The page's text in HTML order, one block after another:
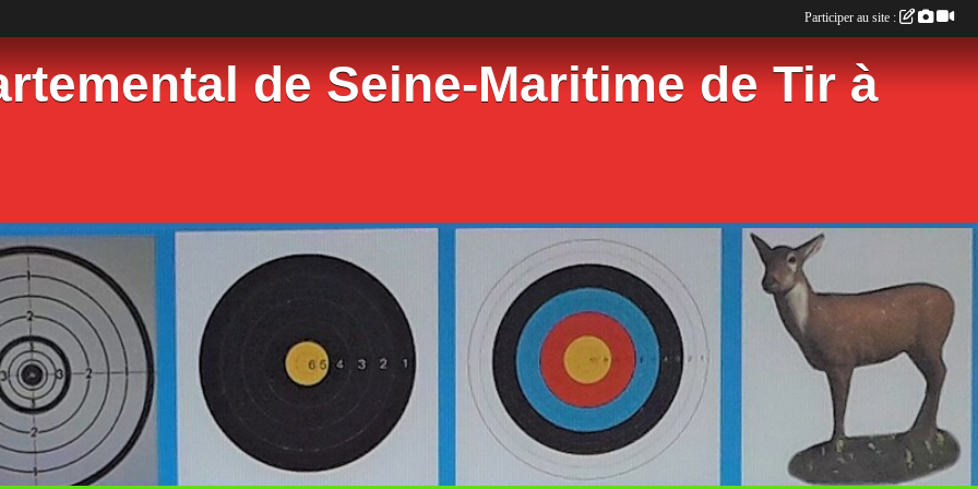
de Seine-Maritime de Tir à
Participer au site :